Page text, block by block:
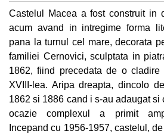
Castelul Macea a fost construit in
acum avand in intregime forma
pana la turnul cel mare, decorata
familiei Cernovici, sculptata in
1862, fiind precedata de o cladire
XVIII-lea. Aripa dreapta, dincolo
1862 si 1886 cand i s-au adaugat
ocazie complexul a primit
Incepand cu 1956-1957, castelul,